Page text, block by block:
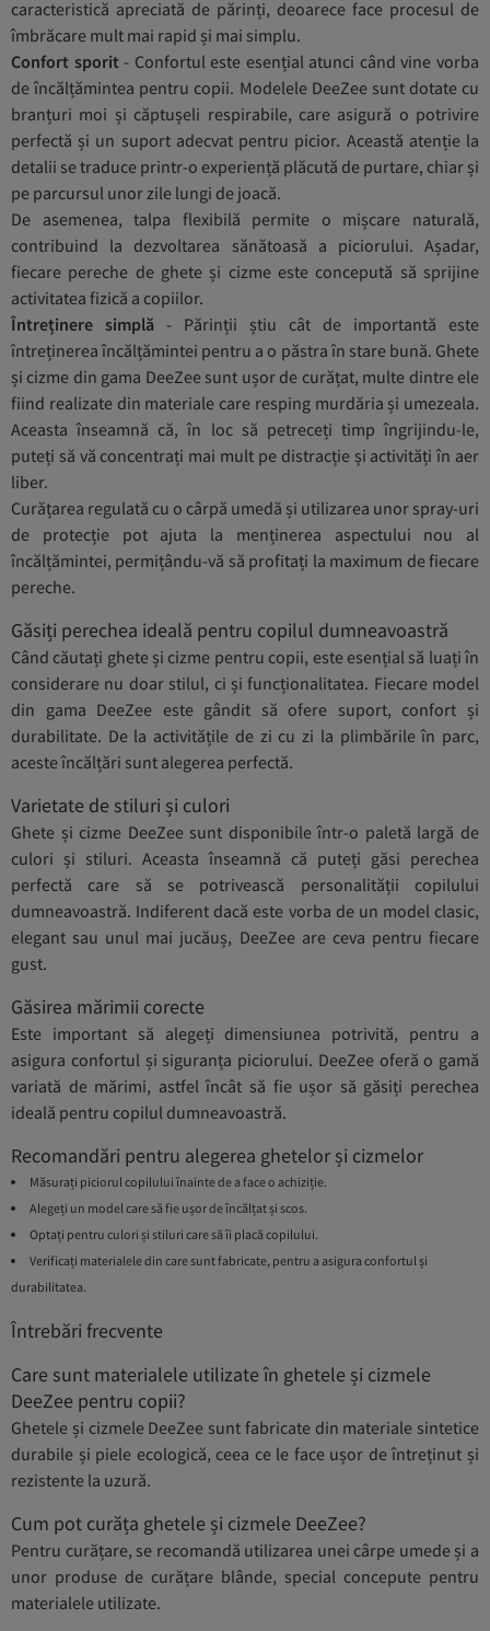
caracteristică apreciată de părinți, deoarece face procesul de
îmbrăcare mult mai rapid și mai simplu.
Confort sporit- Confortul este esențial atunci când vine vorba
de încălțămintea pentru copii. Modelele DeeZee sunt dotate cu
branțuri moi și căptușeli respirabile, care asigură o potrivire
perfectă și un suport adecvat pentru picior. Această atenție la
detalii se traduce printr-o experiență plăcută de purtare, chiar și
pe parcursul unor zile lungi de joacă.
De asemenea, talpa flexibilă permite o mișcare naturală,
contribuind la dezvoltarea sănătoasă a piciorului. Așadar,
fiecare pereche de ghete și cizme este concepută să sprijine
activitatea fizică a copiilor.
Întreținere simplă - Părinții știu cât de importantă este
întreținerea încălțămintei pentru a o păstra în stare bună. Ghete
și cizme din gama DeeZee sunt ușor de curățat, multe dintre ele
fiind realizate din materiale care resping murdăria și umezeala.
Aceasta înseamnă că, în loc să petreceți timp îngrijindu-le,
puteți să vă concentrați mai mult pe distracție și activități în aer
liber.
Curățarea regulată cu o cârpă umedă și utilizarea unor spray-uri
de protecție pot ajuta la menținerea aspectului nou al
încălțămintei, permițându-vă să profitați la maximum de fiecare
pereche.
Găsiți perechea ideală pentru copilul dumneavoastră
Când căutați ghete și cizme pentru copii, este esențial să luați în
considerare nu doar stilul, ci și funcționalitatea. Fiecare model
din gama DeeZee este gândit să ofere suport, confort și
durabilitate. De la activitățile de zi cu zi la plimbările în parc,
aceste încălțări sunt alegerea perfectă.
Varietate de stiluri și culori
Ghete și cizme DeeZee sunt disponibile într-o paletă largă de
culori și stiluri. Aceasta înseamnă că puteți găsi perechea
perfectă care să se potrivească personalității copilului
dumneavoastră. Indiferent dacă este vorba de un model clasic,
elegant sau unul mai jucăuș, DeeZee are ceva pentru fiecare
gust.
Găsirea mărimii corecte
Este important să alegeți dimensiunea potrivită, pentru a
asigura confortul și siguranța piciorului. DeeZee oferă o gamă
variată de mărimi, astfel încât să fie ușor să găsiți perechea
ideală pentru copilul dumneavoastră.
Recomandări pentru alegerea ghetelor și cizmelor
Măsurați piciorul copilului înainte de a face o achiziție.
Alegeți un model care să fie ușor de încălțat și scos.
Optați pentru culori și stiluri care să îi placă copilului.
Verificați materialele din care sunt fabricate, pentru a asigura confortul și
durabilitatea.
Întrebări frecvente
Care sunt materialele utilizate în ghetele și cizmele
DeeZee pentru copii?
Ghetele și cizmele DeeZee sunt fabricate din materiale sintetice
durabile și piele ecologică, ceea ce le face ușor de întreținut și
rezistente la uzură.
Cum pot curăța ghetele și cizmele DeeZee?
Pentru curățare, se recomandă utilizarea unei cârpe umede și a
unor produse de curățare blânde, special concepute pentru
materialele utilizate.